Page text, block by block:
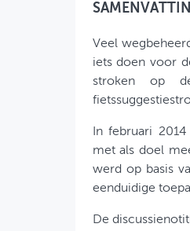
Veel
iets doen voor
stroken op
In februari
met als doel
werd op basis
eenduidige
De